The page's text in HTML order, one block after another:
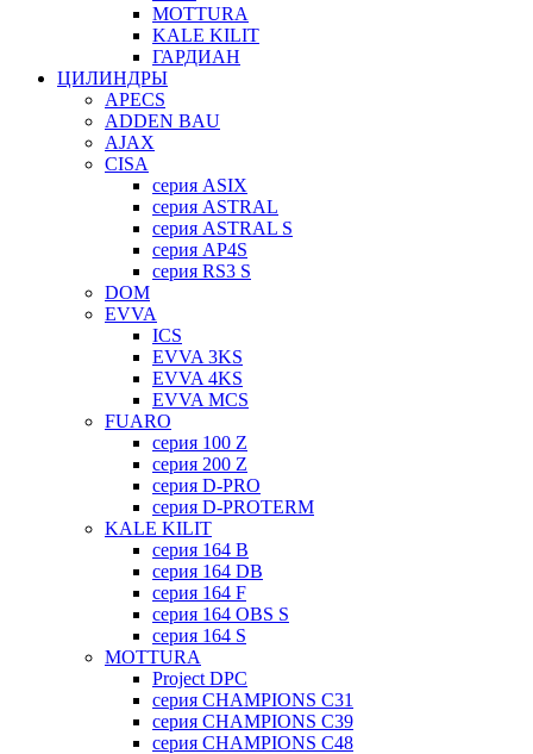
MOTTURA
KALE KILIT
ГАРДИАН
ЦИЛИНДРЫ
APECS
ADDEN BAU
AJAX
CISA
серия ASIX
серия ASTRAL
серия ASTRAL S
серия AP4S
серия RS3 S
DOM
EVVA
ICS
EVVA 3KS
EVVA 4KS
EVVA MCS
FUARO
серия 100 Z
серия 200 Z
серия D-PRO
серия D-PROTERM
KALE KILIT
серия 164 B
серия 164 DB
серия 164 F
серия 164 OBS S
серия 164 S
MOTTURA
Project DPC
серия CHAMPIONS C31
серия CHAMPIONS C39
серия CHAMPIONS C48